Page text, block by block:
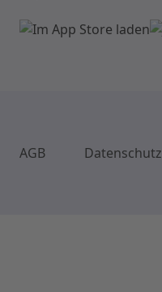
AGB Datenschutz